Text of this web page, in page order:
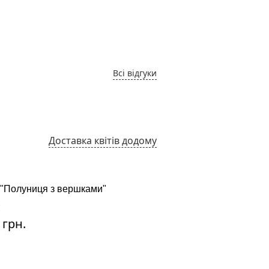
Всі відгуки
Доставка квітів додому
"Полуниця з вершками"